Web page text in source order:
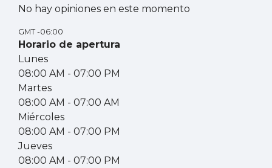
No hay opiniones en este momento
GMT -06:00
Horario de apertura
Lunes
08:00 AM - 07:00 PM
Martes
08:00 AM - 07:00 AM
Miércoles
08:00 AM - 07:00 PM
Jueves
08:00 AM - 07:00 PM